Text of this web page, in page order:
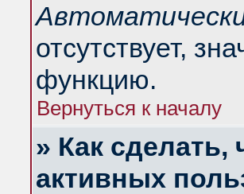
отсутствует,
функцию.
Вернуться к началу
» Как
активных